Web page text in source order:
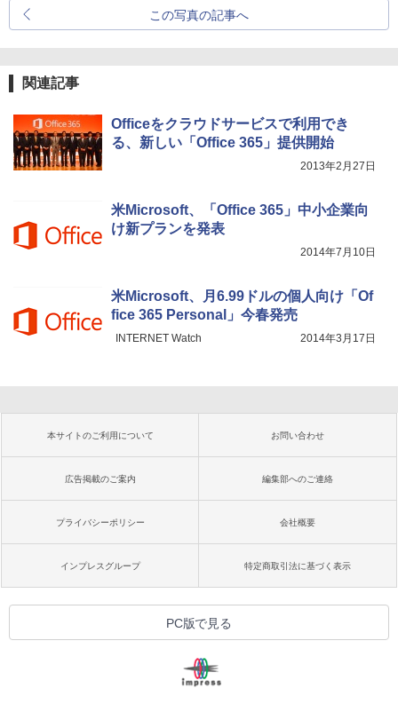
この写真の記事へ
関連記事
Officeをクラウドサービスで利用でき
る、新しい「Office 365」提供開始
2013年2月27日
米Microsoft、「Office 365」中小企業向
け新プランを発表
2014年7月10日
米Microsoft、月6.99ドルの個人向け「Of
fice 365 Personal」今春発売
INTERNET Watch 2014年3月17日
本サイトのご利用について お問い合わせ
広告掲載のご案内 編集部へのご連絡
プライバシーポリシー 会社概要
インプレスグループ 特定商取引法に基づく表示
PC版で見る